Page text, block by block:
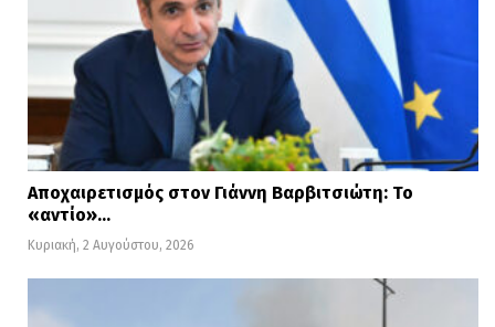
Αποχαιρετισμός στον Γιάννη Βαρβιτσιώτη: Το
«αντίο»…
Κυριακή, 2 Αυγούστου, 2026